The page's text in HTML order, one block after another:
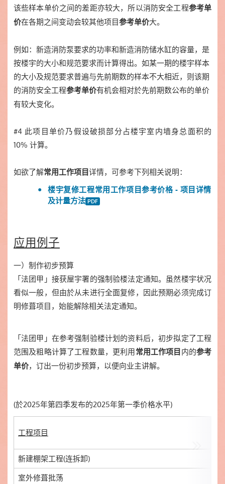
该些样本单价之间的差距亦较大，所以消防安全工程参考单
价在各期之间变动会较其他项目参考单价大。
例如：新造消防泵要求的功率和新造消防储水缸的容量，是
按楼宇的大小和规范要求而计算得出。如某一期的楼宇样本
的大小及规范要求普遍与先前期数的样本不大相近，则该期
的消防安全工程参考单价有机会相对於先前期数公布的单价
有较大变化。
#4 此项目单价乃假设破损部分占楼宇室内墙身总面积的
10% 计算。
如欲了解常用工作项目详情，可参考下列相关说明：
楼宇复修工程常用工作项目参考价格 - 项目详情
及计量方法
应用例子
一）制作初步预算
「法团甲」接获屋宇署的强制验楼法定通知。虽然楼宇状况
看似一般，但由於从未进行全面复修，因此预期必须完成订
明修葺项目，始能解除相关法定通知。
「法团甲」在参考强制验楼计划的资料后，初步拟定了工程
范围及粗略计算了工程数量，更利用常用工作项目 内的参考
单价，订出一份初步预算，以便向业主讲解。
(於2025年第四季发布的2025年第一季价格水平)
工程项目
新建棚架工程(连拆卸)
室外修葺批荡